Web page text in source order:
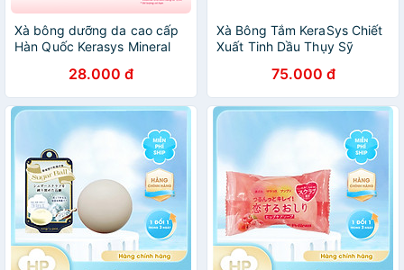
Xà bông dưỡng da cao cấp
Hàn Quốc Kerasys Mineral
dầu) 100gr28.000 đ
Xà Bông Tắm KeraSys Chiết
Xuất Tinh Dầu Thụy Sỹ
Quốc 100g75.000 đ